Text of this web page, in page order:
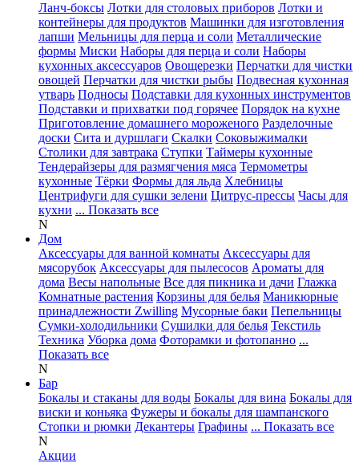
Ланч-боксы Лотки для столовых приборов Лотки и
контейнеры для продуктов Машинки для изготовления
лапши Мельницы для перца и соли Металлические
формы Миски Наборы для перца и соли Наборы
кухонных аксессуаров Овощерезки Перчатки для чистки
овощей Перчатки для чистки рыбы Подвесная кухонная
утварь Подносы Подставки для кухонных инструментов
Подставки и прихватки под горячее Порядок на кухне
Приготовление домашнего мороженого Разделочные
доски Сита и дуршлаги Скалки Соковыжималки
Столики для завтрака Ступки Таймеры кухонные
Тендерайзеры для размягчения мяса Термометры
кухонные Тёрки Формы для льда Хлебницы
Центрифуги для сушки зелени Цитрус-прессы Часы для
кухни ... Показать все
N
Дом
Аксессуары для ванной комнаты Аксессуары для
мясорубок Аксессуары для пылесосов Ароматы для
дома Весы напольные Все для пикника и дачи Глажка
Комнатные растения Корзины для белья Маникюрные
принадлежности Zwilling Мусорные баки Пепельницы
Сумки-холодильники Сушилки для белья Текстиль
Техника Уборка дома Фоторамки и фотопанно ...
Показать все
N
Бар
Бокалы и стаканы для воды Бокалы для вина Бокалы для
виски и коньяка Фужеры и бокалы для шампанского
Стопки и рюмки Декантеры Графины ... Показать все
N
Акции